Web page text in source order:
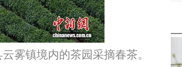
镇境内的茶园采摘春茶。